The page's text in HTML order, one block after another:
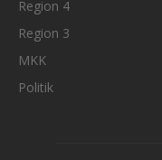
Region 4
Region 3
MKK
Politik